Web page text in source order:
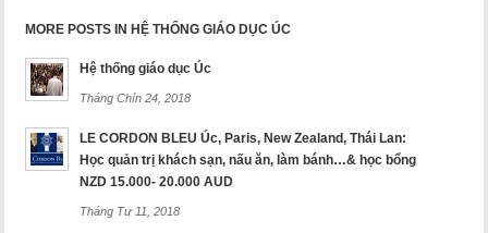
MORE POSTS IN HỆ THỐNG GIÁO DỤC ÚC
Hệ thống giáo dục Úc
Tháng Chín 24, 2018
LE CORDON BLEU Úc, Paris, New Zealand, Thái Lan:
Học quản trị khách sạn, nấu ăn, làm bánh…& học bổng
NZD 15.000- 20.000 AUD
Tháng Tư 11, 2018